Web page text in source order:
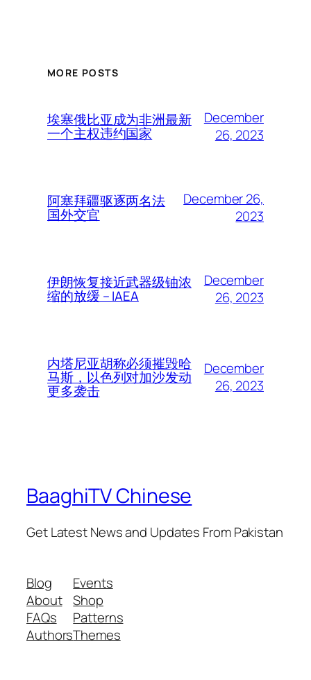
MORE POSTS
埃塞俄比亚成为非洲最新
一个主权违约国家
December
26, 2023
阿塞拜疆驱逐两名法
国外交官
December 26,
2023
伊朗恢复接近武器级铀浓
缩的放缓 – IAEA
December
26, 2023
内塔尼亚胡称必须摧毁哈
马斯，以色列对加沙发动
更多袭击
December
26, 2023
BaaghiTV Chinese
Get Latest News and Updates From Pakistan
Blog
About
FAQs
Authors
Events
Shop
Patterns
Themes